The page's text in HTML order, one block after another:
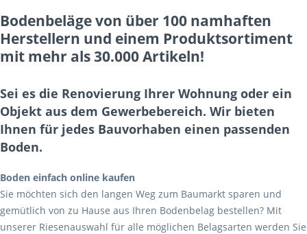
Bodenbeläge von über 100 namhaften
Herstellern und einem Produktsortiment
mit mehr als 30.000 Artikeln!
Sei es die Renovierung Ihrer Wohnung oder ein
Objekt aus dem Gewerbebereich. Wir bieten
Ihnen für jedes Bauvorhaben einen passenden
Boden.
Boden einfach online kaufen
Sie möchten sich den langen Weg zum Baumarkt sparen und
gemütlich von zu Hause aus Ihren Bodenbelag bestellen? Mit
unserer Riesenauswahl für alle möglichen Belagsarten werden Sie